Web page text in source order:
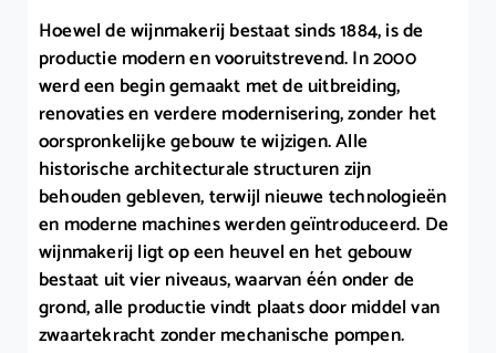
Hoewel de wijnmakerij bestaat sinds 1884, is de
productie modern en vooruitstrevend. In 2000
werd een begin gemaakt met de uitbreiding,
renovaties en verdere modernisering, zonder het
oorspronkelijke gebouw te wijzigen. Alle
historische architecturale structuren zijn
behouden gebleven, terwijl nieuwe technologieën
en moderne machines werden geïntroduceerd. De
wijnmakerij ligt op een heuvel en het gebouw
bestaat uit vier niveaus, waarvan één onder de
grond, alle productie vindt plaats door middel van
zwaartekracht zonder mechanische pompen.